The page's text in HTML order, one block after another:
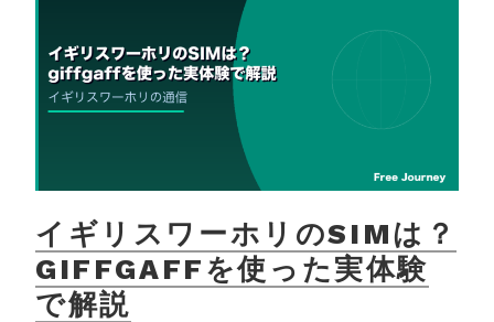
イギリスワーホリのSIMは？
GIFFGAFFを使った実体験
で解説